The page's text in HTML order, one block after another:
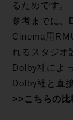
るためです。
参考までに、
Cinema用
れるスタジオ
Dolby社によ
Dolby社と直
>>こちらの